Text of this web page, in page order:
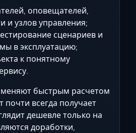
оповещателей,
и узлов управления;
сценариев и
в эксплуатацию;
к понятному
быстрым расчетом
почти всегда получает
дешевле только на
доработки,